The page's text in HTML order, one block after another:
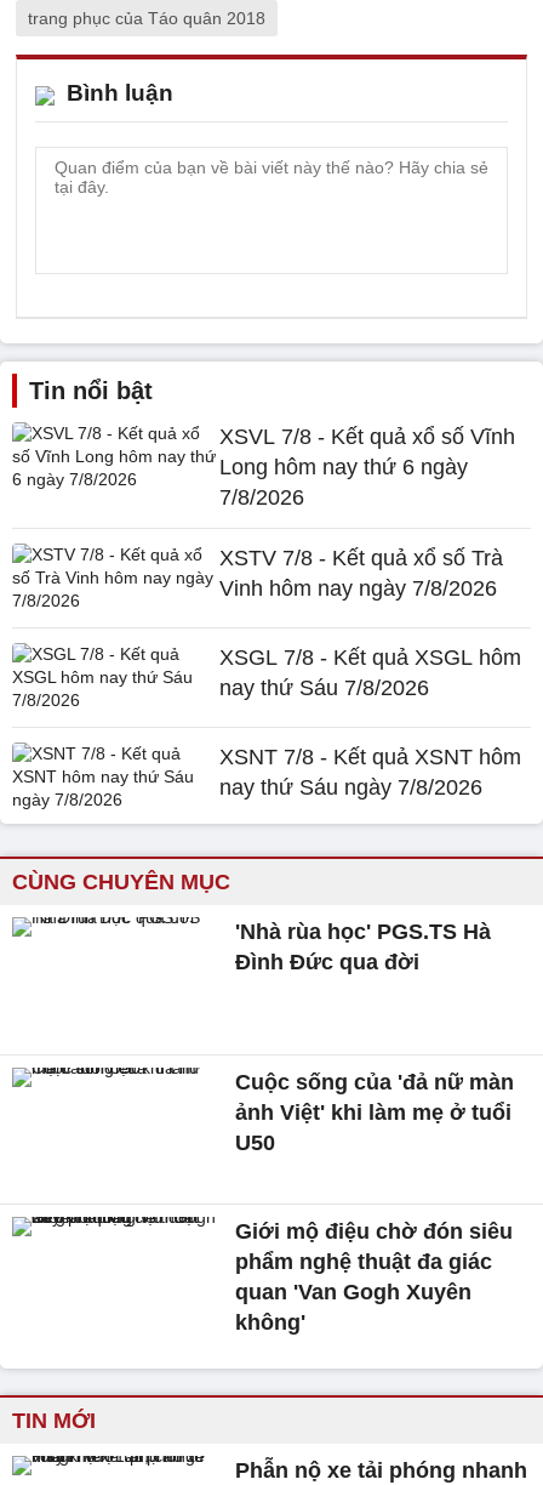
trang phục của Táo quân 2018
Bình luận
Tin nổi bật
XSVL 7/8 - Kết quả xổ số Vĩnh
Long hôm nay thứ 6 ngày
7/8/2026
XSTV 7/8 - Kết quả xổ số Trà
Vinh hôm nay ngày 7/8/2026
XSGL 7/8 - Kết quả XSGL hôm
nay thứ Sáu 7/8/2026
XSNT 7/8 - Kết quả XSNT hôm
nay thứ Sáu ngày 7/8/2026
CÙNG CHUYÊN MỤC
'Nhà rùa học' PGS.TS Hà
Đình Đức qua đời
Cuộc sống của 'đả nữ màn
ảnh Việt' khi làm mẹ ở tuổi
U50
Giới mộ điệu chờ đón siêu
phẩm nghệ thuật đa giác
quan 'Van Gogh Xuyên
không'
TIN MỚI
Phẫn nộ xe tải phóng nhanh